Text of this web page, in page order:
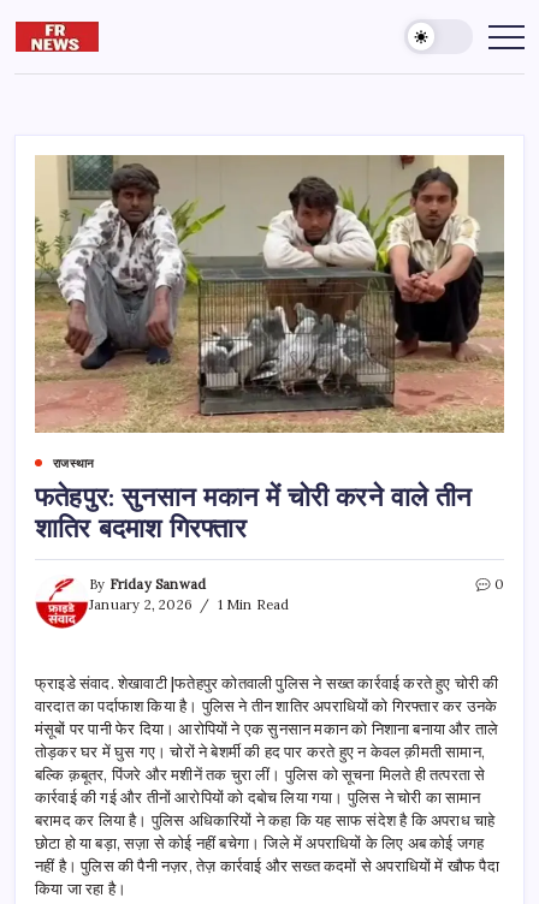
content
Friday
reporter
दुनिया
आख़िरत
पढ़ते
राजस्थान
फतेहपुर: सुनसान मकान में चोरी करने वाले तीन
शातिर बदमाश गिरफ्तार
By Friday Sanwad
January 2, 2026
1 Min Read
0
फ्राइडे संवाद. शेखावाटी |फतेहपुर कोतवाली पुलिस ने सख्त कार्रवाई करते हुए चोरी की
वारदात का पर्दाफाश किया है। पुलिस ने तीन शातिर अपराधियों को गिरफ्तार कर उनके
मंसूबों पर पानी फेर दिया। आरोपियों ने एक सुनसान मकान को निशाना बनाया और ताले
तोड़कर घर में घुस गए। चोरों ने बेशर्मी की हद पार करते हुए न केवल क़ीमती सामान,
बल्कि क़बूतर, पिंजरे और मशीनें तक चुरा लीं। पुलिस को सूचना मिलते ही तत्परता से
कार्रवाई की गई और तीनों आरोपियों को दबोच लिया गया। पुलिस ने चोरी का सामान
बरामद कर लिया है। पुलिस अधिकारियों ने कहा कि यह साफ संदेश है कि अपराध चाहे
छोटा हो या बड़ा, सज़ा से कोई नहीं बचेगा। जिले में अपराधियों के लिए अब कोई जगह
नहीं है। पुलिस की पैनी नज़र, तेज़ कार्रवाई और सख्त कदमों से अपराधियों में खौफ पैदा
किया जा रहा है।